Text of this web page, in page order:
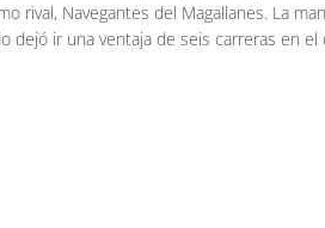
rival, Navegantes del Magallanes. La
dejó ir una ventaja de seis carreras en